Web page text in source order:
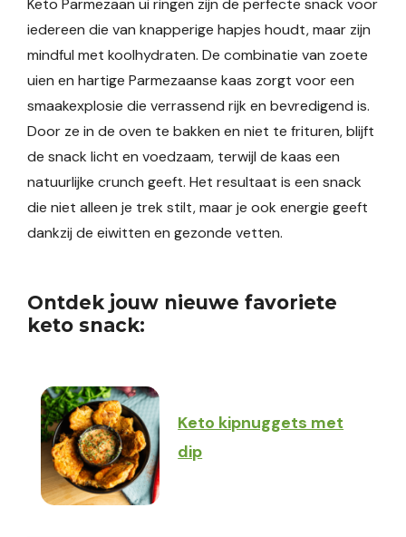
Keto Parmezaan ui ringen zijn de perfecte snack voor
iedereen die van knapperige hapjes houdt, maar zijn
mindful met koolhydraten. De combinatie van zoete
uien en hartige Parmezaanse kaas zorgt voor een
smaakexplosie die verrassend rijk en bevredigend is.
Door ze in de oven te bakken en niet te frituren, blijft
de snack licht en voedzaam, terwijl de kaas een
natuurlijke crunch geeft. Het resultaat is een snack
die niet alleen je trek stilt, maar je ook energie geeft
dankzij de eiwitten en gezonde vetten.
Ontdek jouw nieuwe favoriete
keto snack:
Keto kipnuggets met
dip